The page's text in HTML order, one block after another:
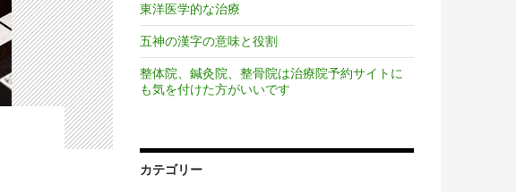
東洋医学的な治療
五神の漢字の意味と役割
整体院、鍼灸院、整骨院は治療院予約サイトに
も気を付けた方がいいです
カテゴリー